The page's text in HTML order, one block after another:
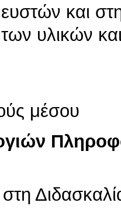
και
υλικών
μέσου